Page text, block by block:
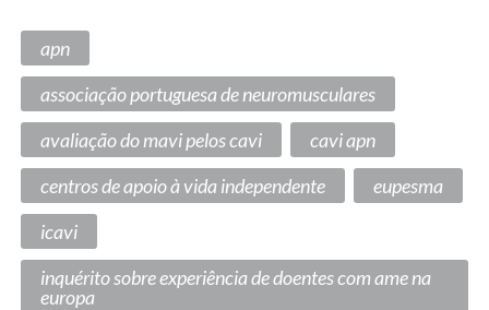
apn
associação portuguesa de neuromusculares
avaliação do mavi pelos cavi
cavi apn
centros de apoio à vida independente
eupesma
icavi
inquérito sobre experiência de doentes com ame na
europa